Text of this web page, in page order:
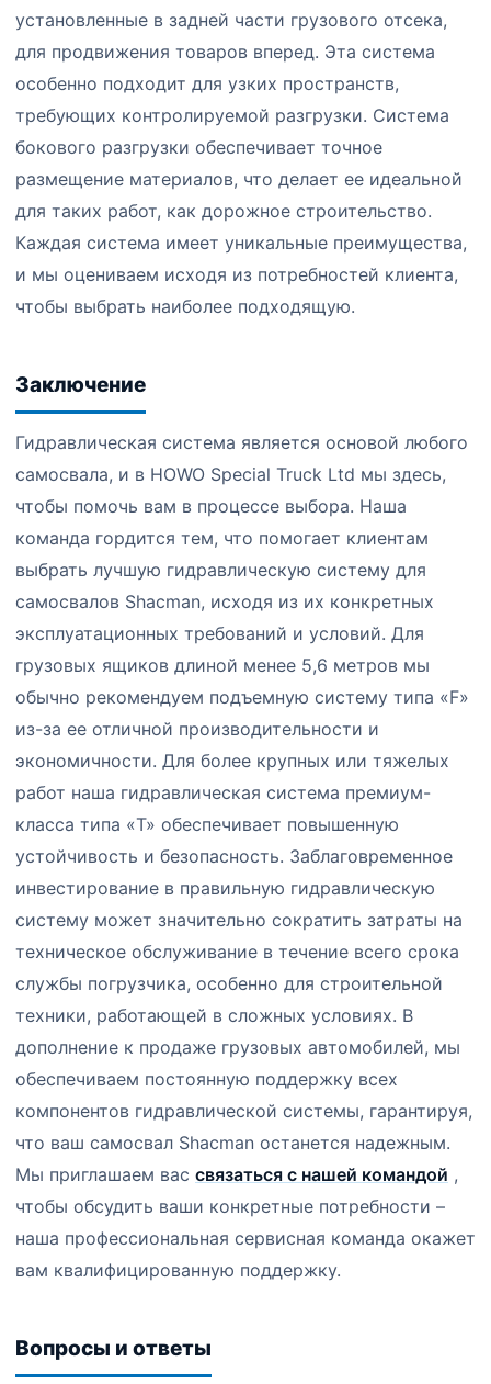
установленные в задней части грузового отсека,
для продвижения товаров вперед. Эта система
особенно подходит для узких пространств,
требующих контролируемой разгрузки. Система
бокового разгрузки обеспечивает точное
размещение материалов, что делает ее идеальной
для таких работ, как дорожное строительство.
Каждая система имеет уникальные преимущества,
и мы оцениваем исходя из потребностей клиента,
чтобы выбрать наиболее подходящую.
Заключение
Гидравлическая система является основой любого
самосвала, и в HOWO Special Truck Ltd мы здесь,
чтобы помочь вам в процессе выбора. Наша
команда гордится тем, что помогает клиентам
выбрать лучшую гидравлическую систему для
самосвалов Shacman, исходя из их конкретных
эксплуатационных требований и условий. Для
грузовых ящиков длиной менее 5,6 метров мы
обычно рекомендуем подъемную систему типа «F»
из-за ее отличной производительности и
экономичности. Для более крупных или тяжелых
работ наша гидравлическая система премиум-
класса типа «T» обеспечивает повышенную
устойчивость и безопасность. Заблаговременное
инвестирование в правильную гидравлическую
систему может значительно сократить затраты на
техническое обслуживание в течение всего срока
службы погрузчика, особенно для строительной
техники, работающей в сложных условиях. В
дополнение к продаже грузовых автомобилей, мы
обеспечиваем постоянную поддержку всех
компонентов гидравлической системы, гарантируя,
что ваш самосвал Shacman останется надежным.
Мы приглашаем вас связаться с нашей командой ,
чтобы обсудить ваши конкретные потребности –
наша профессиональная сервисная команда окажет
вам квалифицированную поддержку.
Вопросы и ответы